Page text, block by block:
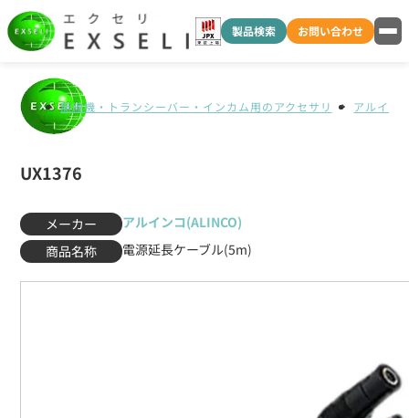
製品検索 お問い合わせ
無線機・トランシーバー・インカム用のアクセサリ アルイン
UX1376
メーカー
アルインコ(ALINCO)
商品名称
電源延長ケーブル(5m)